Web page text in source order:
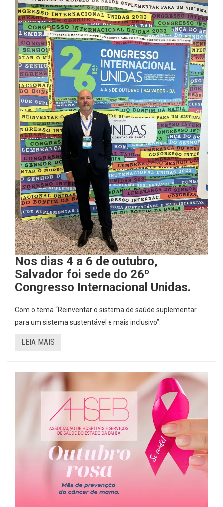
Nos dias 4 a 6 de outubro,
Salvador foi sede do 26º
Congresso Internacional Unidas.
Com o tema “Reinventar o sistema de saúde suplementar
para um sistema sustentável e mais inclusivo”.
LEIA MAIS